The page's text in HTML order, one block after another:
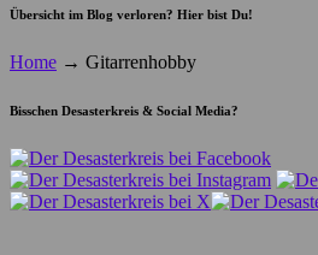
Übersicht im Blog verloren? Hier bist Du!
Home → Gitarrenhobby
Bisschen Desasterkreis & Social Media?